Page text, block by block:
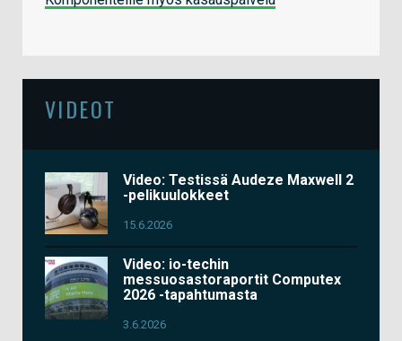
VIDEOT
Video: Testissä Audeze Maxwell 2
-pelikuulokkeet
15.6.2026
Video: io-techin
messuosastoraportit Computex
2026 -tapahtumasta
3.6.2026